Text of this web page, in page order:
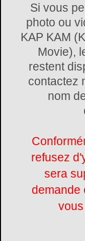
Si vous
photo ou
KAP KAM
Movie),
restent
contactez
nom
refusez
sera
demande